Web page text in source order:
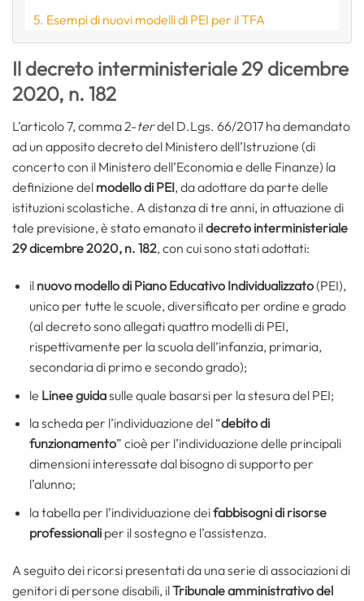
Esempi di nuovi modelli di PEI per il TFA
Il decreto interministeriale 29 dicembre
2020, n. 182
L’articolo 7, comma 2-terdel D.Lgs. 66/2017 ha demandato
ad un apposito decreto del Ministero dell’Istruzione (di
concerto con il Ministero dell’Economia e delle Finanze) la
definizione del modello di PEI, da adottare da parte delle
istituzioni scolastiche. A distanza di tre anni, in attuazione di
tale previsione, è stato emanato ildecreto interministeriale
29 dicembre 2020, n. 182, con cui sono stati adottati:
il nuovo modello di Piano Educativo Individualizzato(PEI),
unico per tutte le scuole, diversificato per ordine e grado
(al decreto sono allegati quattro modelli di PEI,
rispettivamente per la scuola dell’infanzia, primaria,
secondaria di primo e secondo grado);
le Linee guidasulle quale basarsi per la stesura del PEI;
la scheda per l’individuazione del “debito di
funzionamento” cioè per l’individuazione delle principali
dimensioni interessate dal bisogno di supporto per
l’alunno;
la tabella per l’individuazione deifabbisogni di risorse
professionaliper il sostegno e l’assistenza.
A seguito dei ricorsi presentati da una serie di associazioni di
genitori di persone disabili, ilTribunale amministrativo del